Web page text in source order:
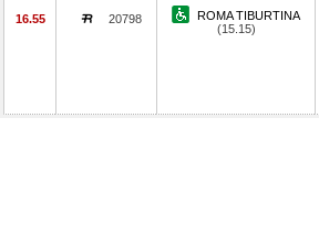
16.55 20798
ROMA TIBURTINA
(15.15)